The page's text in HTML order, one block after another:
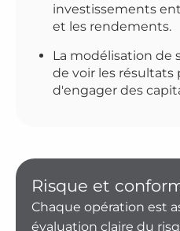
investissements
et les rendements.
La modélisation de
de voir les résultats
d'engager des
Risque et
Chaque opération est
évaluation claire du